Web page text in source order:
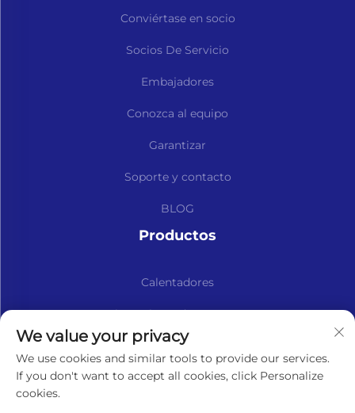
Conviértase en socio
Socios De Servicio
Embajadores
Conozca al equipo
Garantizar
Soporte y contacto
BLOG
Productos
Calentadores
Kits y Piezas de Repuesto
Suscríbase a nuestro boletín informativo
We value your privacy
We use cookies and similar tools to provide our services.
If you don't want to accept all cookies, click Personalize
cookies.